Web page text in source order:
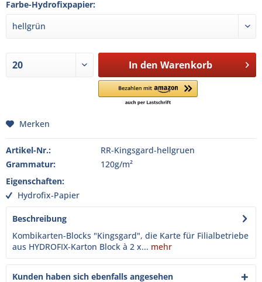
Farbe-Hydrofixpapier:
In den Warenkorb
Merken
Artikel-Nr.:
RR-Kingsgard-hellgruen
Grammatur:
120g/m²
Eigenschaften:
Hydrofix-Papier
Beschreibung
Kombikarten-Blocks "Kingsgard", die Karte für Filialbetriebe
aus HYDROFIX-Karton Block à 2 x... mehr
Kunden haben sich ebenfalls angesehen